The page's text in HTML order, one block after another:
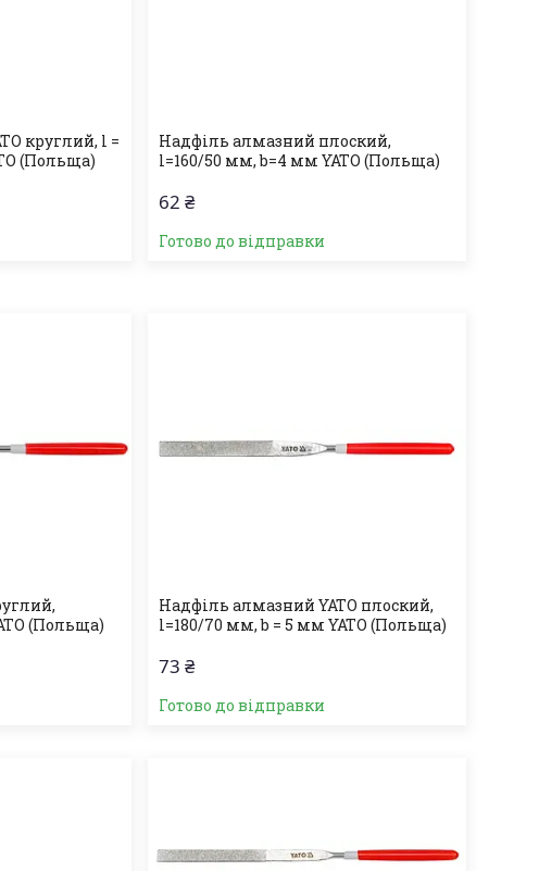
круглий, l =
(Польща)
Надфіль алмазний плоский,
l=160/50 мм, b=4 мм YATO (Польща)
62 ₴
Готово до відправки
(Польща)
Надфіль алмазний YATO плоский,
l=180/70 мм, b = 5 мм YATO (Польща)
73 ₴
Готово до відправки